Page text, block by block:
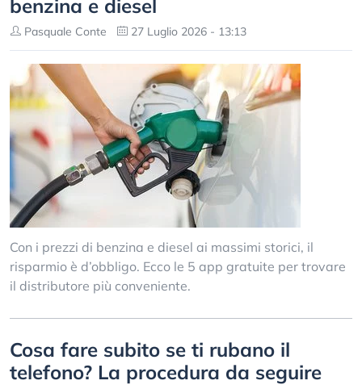
benzina e diesel
Pasquale Conte 27 Luglio 2026 - 13:13
Con i prezzi di benzina e diesel ai massimi storici, il
risparmio è d’obbligo. Ecco le 5 app gratuite per trovare
il distributore più conveniente.
Cosa fare subito se ti rubano il
telefono? La procedura da seguire